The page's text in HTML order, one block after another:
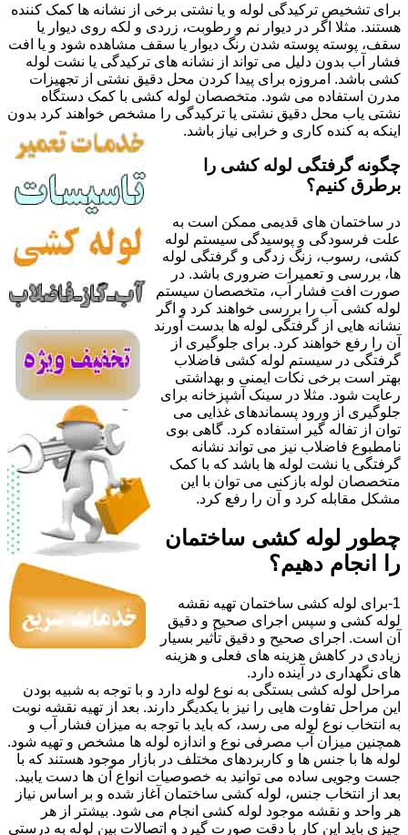
برای تشخیص ترکیدگی لوله و یا نشتی برخی از نشانه ها کمک کننده
هستند. مثلا اگر در دیوار نم و رطوبت، زردی و لکه روی دیوار یا
سقف، پوسته پوسته شدن رنگ دیوار یا سقف مشاهده شود و یا افت
فشار آب بدون دلیل می تواند از نشانه های ترکیدگی یا نشت لوله
کشی باشد. امروزه برای پیدا کردن محل دقیق نشتی از تجهیزات
مدرن استفاده می شود. متخصصان لوله کشی با کمک دستگاه
نشتی یاب محل دقیق نشتی یا ترکیدگی را مشخص خواهند کرد بدون
اینکه به کنده کاری و خرابی نیاز باشد.
چگونه گرفتگی لوله کشی را
برطرق کنیم؟
در ساختمان های قدیمی ممکن است به
علت فرسودگی و پوسیدگی سیستم لوله
کشی، رسوب، زنگ زدگی و گرفتگی لوله
ها، بررسی و تعمیرات ضروری باشد. در
صورت افت فشار آب، متخصصان سیستم
لوله کشی آب را بررسی خواهند کرد و اگر
نشانه هایی از گرفتگی لوله ها بدست آورند
آن را رفع خواهند کرد. برای جلوگیری از
گرفتگی در سیستم لوله کشی فاضلاب
بهتر است برخی نکات ایمنی و بهداشتی
رعایت شود. مثلا در سینک آشپزخانه برای
جلوگیری از ورود پسماندهای غذایی می
توان از تفاله گیر استفاده کرد. گاهی بوی
نامطبوع فاضلاب نیز می تواند نشانه
گرفتگی یا نشت لوله ها باشد که با کمک
متخصصان لوله بازکنی می توان با این
مشکل مقابله کرد و آن را رفع کرد.
چطور لوله کشی ساختمان
را انجام دهیم؟
1-برای لوله کشی ساختمان تهیه نقشه
لوله کشی و سپس اجرای صحیح و دقیق
آن است. اجرای صحیح و دقیق تأثیر بسیار
زیادی در کاهش هزینه های فعلی و هزینه
های نگهداری در آینده دارد.
مراحل لوله کشی بستگی به نوع لوله دارد و با توجه به شبیه بودن
این مراحل تفاوت هایی را نیز با یکدیگر دارند. بعد از تهیه نقشه نوبت
به انتخاب نوع لوله می رسد، که باید با توجه به میزان فشار آب و
همچنین میزان آب مصرفی نوع و اندازه لوله ها مشخص و تهیه شود.
لوله ها با جنس ها و کاربردهای مختلف در بازار موجود هستند که با
جست وجویی ساده می توانید به خصوصیات انواع آن ها دست یابید.
بعد از انتخاب جنس، لوله کشی ساختمان آغاز شده و بر اساس نیاز
هر واحد و نقشه موجود لوله کشی انجام می شود. بیشتر از هر
چیزی باید این کار با دقت صورت گیرد و اتصالات بین لوله به درستی